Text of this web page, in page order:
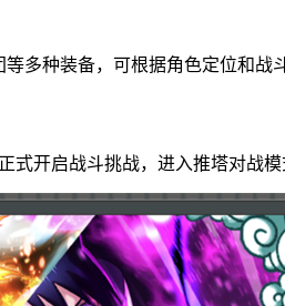
多种装备，可根据角色定位和战
式开启战斗挑战，进入推塔对战模